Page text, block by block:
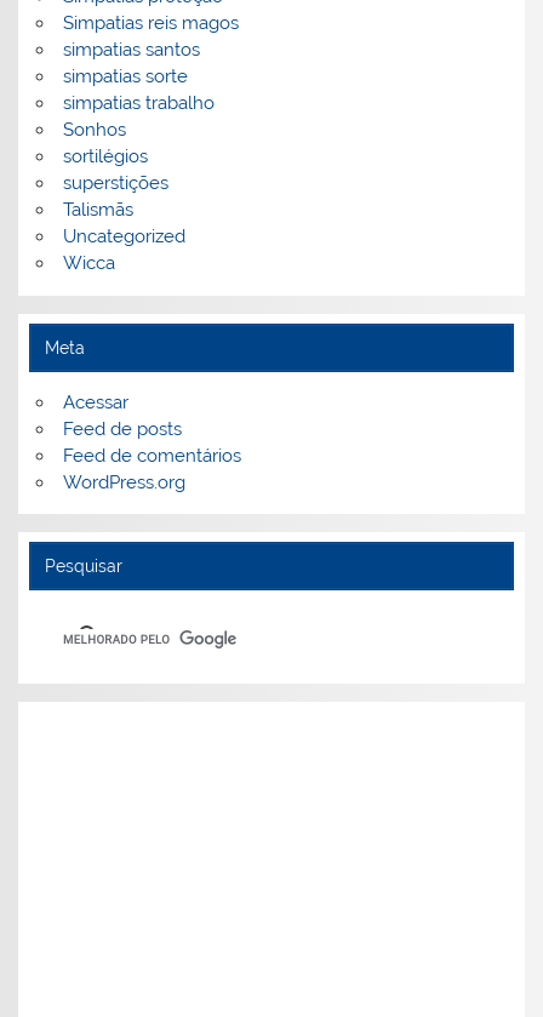
Simpatias reis magos
simpatias santos
simpatias sorte
simpatias trabalho
Sonhos
sortilégios
superstições
Talismãs
Uncategorized
Wicca
Meta
Acessar
Feed de posts
Feed de comentários
WordPress.org
Pesquisar